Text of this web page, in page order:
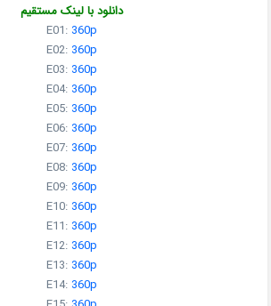
دانلود با لینک مستقیم
E01: 360p
E02: 360p
E03: 360p
E04: 360p
E05: 360p
E06: 360p
E07: 360p
E08: 360p
E09: 360p
E10: 360p
E11: 360p
E12: 360p
E13: 360p
E14: 360p